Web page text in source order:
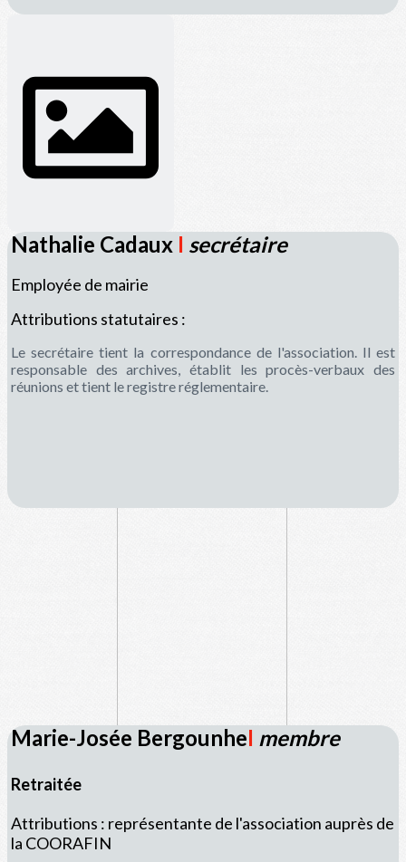
Nathalie Cadaux I secrétaire
Employée de mairie
Attributions statutaires :
Le secrétaire tient la correspondance de l'association. Il est
responsable des archives, établit les procès-verbaux des
réunions et tient le registre réglementaire.
Marie-Josée BergounheI membre
Retraitée
Attributions : représentante de l'association auprès de
la COORAFIN